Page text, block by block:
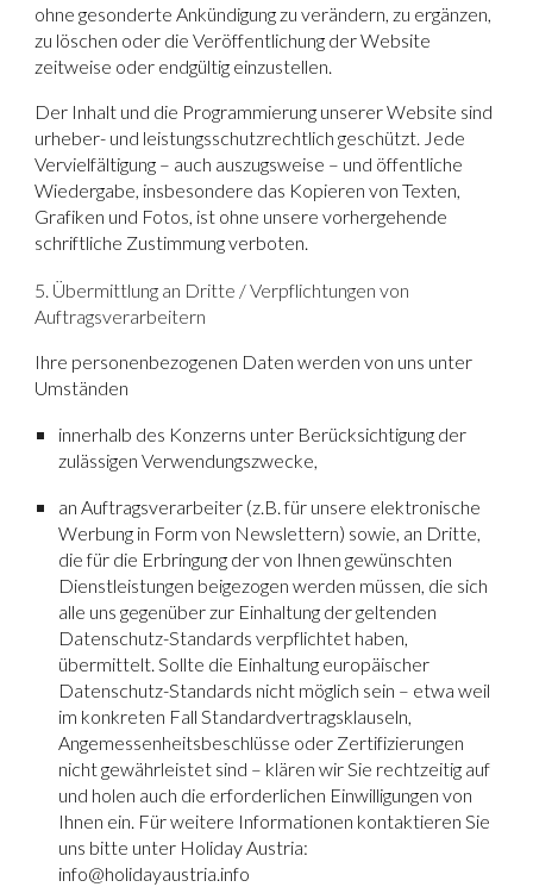
ohne gesonderte Ankündigung zu verändern, zu ergänzen,
zu löschen oder die Veröffentlichung der Website
zeitweise oder endgültig einzustellen.
Der Inhalt und die Programmierung unserer Website sind
urheber- und leistungsschutzrechtlich geschützt. Jede
Vervielfältigung – auch auszugsweise – und öffentliche
Wiedergabe, insbesondere das Kopieren von Texten,
Grafiken und Fotos, ist ohne unsere vorhergehende
schriftliche Zustimmung verboten.
5. Übermittlung an Dritte / Verpflichtungen von
Auftragsverarbeitern
Ihre personenbezogenen Daten werden von uns unter
Umständen
innerhalb des Konzerns unter Berücksichtigung der
zulässigen Verwendungszwecke,
an Auftragsverarbeiter (z.B. für unsere elektronische
Werbung in Form von Newslettern) sowie, an Dritte,
die für die Erbringung der von Ihnen gewünschten
Dienstleistungen beigezogen werden müssen, die sich
alle uns gegenüber zur Einhaltung der geltenden
Datenschutz-Standards verpflichtet haben,
übermittelt. Sollte die Einhaltung europäischer
Datenschutz-Standards nicht möglich sein – etwa weil
im konkreten Fall Standardvertragsklauseln,
Angemessenheitsbeschlüsse oder Zertifizierungen
nicht gewährleistet sind – klären wir Sie rechtzeitig auf
und holen auch die erforderlichen Einwilligungen von
Ihnen ein. Für weitere Informationen kontaktieren Sie
uns bitte unter Holiday Austria:
info@holidayaustria.info